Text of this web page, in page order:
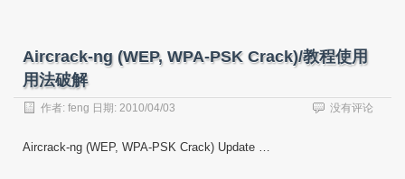
Aircrack-ng (WEP, WPA-PSK Crack)/教程使用
用法破解
作者: feng 日期: 2010/04/03 没有评论
Aircrack-ng (WEP, WPA-PSK Crack) Update …